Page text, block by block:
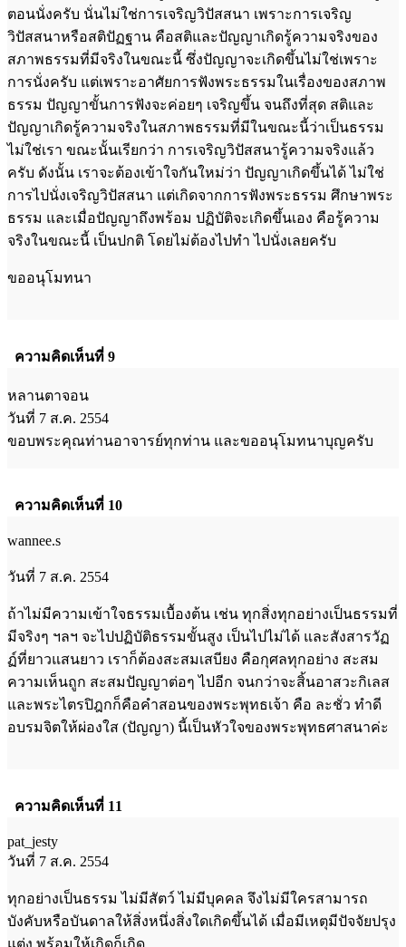
ตอนนั่งครับ นั่นไม่ใช่การเจริญวิปัสสนา เพราะการเจริญ
วิปัสสนาหรือสติปัฏฐาน คือสติและปัญญาเกิดรู้ความจริงของ
สภาพธรรมที่มีจริงในขณะนี้ ซึ่งปัญญาจะเกิดขึ้นไม่ใช่เพราะ
การนั่งครับ แต่เพราะอาศัยการฟังพระธรรมในเรื่องของสภาพ
ธรรม ปัญญาขั้นการฟังจะค่อยๆ เจริญขึ้น จนถึงที่สุด สติและ
ปัญญาเกิดรู้ความจริงในสภาพธรรมที่มีในขณะนี้ว่าเป็นธรรม
ไม่ใช่เรา ขณะนั้นเรียกว่า การเจริญวิปัสสนารู้ความจริงแล้ว
ครับ ดังนั้น เราจะต้องเข้าใจกันใหม่ว่า ปัญญาเกิดขึ้นได้ ไม่ใช่
การไปนั่งเจริญวิปัสสนา แต่เกิดจากการฟังพระธรรม ศึกษาพระ
ธรรม และเมื่อปัญญาถึงพร้อม ปฏิบัติจะเกิดขึ้นเอง คือรู้ความ
จริงในขณะนี้ เป็นปกติ โดยไม่ต้องไปทำ ไปนั่งเลยครับ
ขออนุโมทนา
ความคิดเห็นที่ 9
หลานตาจอน
วันที่ 7 ส.ค. 2554
ขอบพระคุณท่านอาจารย์ทุกท่าน และขออนุโมทนาบุญครับ
ความคิดเห็นที่ 10
wannee.s
วันที่ 7 ส.ค. 2554
ถ้าไม่มีความเข้าใจธรรมเบื้องต้น เช่น ทุกสิ่งทุกอย่างเป็นธรรมที่
มีจริงๆ ฯลฯ จะไปปฏิบัติธรรมขั้นสูง เป็นไปไม่ได้ และสังสารวัฏ
ฏ์ที่ยาวแสนยาว เราก็ต้องสะสมเสบียง คือกุศลทุกอย่าง สะสม
ความเห็นถูก สะสมปัญญาต่อๆ ไปอีก จนกว่าจะสิ้นอาสวะกิเลส
และพระไตรปิฎกก็คือคำสอนของพระพุทธเจ้า คือ ละชั่ว ทำดี
อบรมจิตให้ผ่องใส (ปัญญา) นี้เป็นหัวใจของพระพุทธศาสนาค่ะ
ความคิดเห็นที่ 11
pat_jesty
วันที่ 7 ส.ค. 2554
ทุกอย่างเป็นธรรม ไม่มีสัตว์ ไม่มีบุคคล จึงไม่มีใครสามารถ
บังคับหรือบันดาลให้สิ่งหนึ่งสิ่งใดเกิดขึ้นได้ เมื่อมีเหตุมีปัจจัยปรุง
แต่ง พร้อมให้เกิดก็เกิด ...